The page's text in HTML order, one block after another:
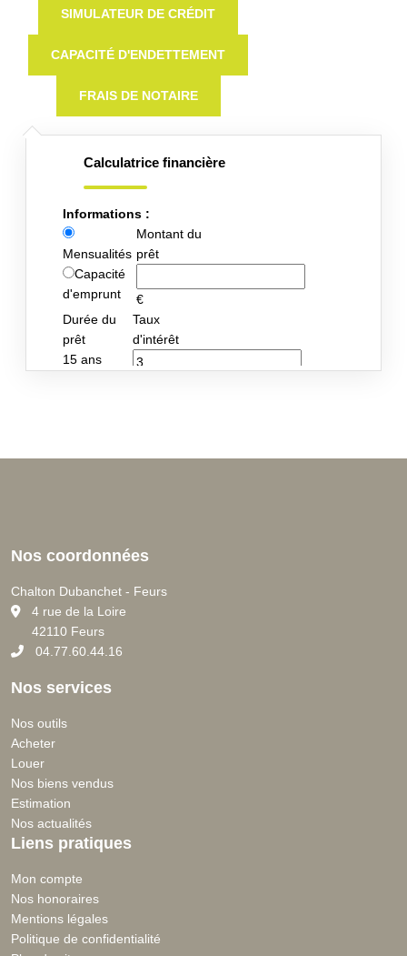
SIMULATEUR DE CRÉDIT
CAPACITÉ D'ENDETTEMENT
FRAIS DE NOTAIRE
Nos coordonnées
Chalton Dubanchet - Feurs
4 rue de la Loire
42110 Feurs
04.77.60.44.16
Nos services
Nos outils
Acheter
Louer
Nos biens vendus
Estimation
Nos actualités
Liens pratiques
Mon compte
Nos honoraires
Mentions légales
Politique de confidentialité